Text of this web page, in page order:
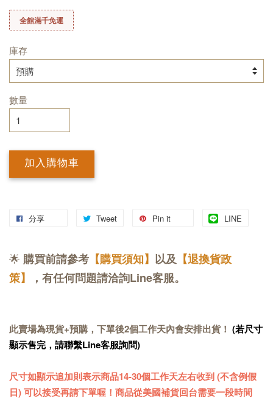
全館滿千免運
庫存
數量
加入購物車
分享 Tweet Pin it LINE
🌟 購買前請參考 【購買須知】 以及 【退換貨政
策】
，有任何問題請洽詢Line客服。
此賣場為現貨+預購，下單後2個工作天內會安排出貨！ (若尺寸
顯示售完，請聯繫Line客服詢問)
尺寸如顯示追加則表示商品14-30個工作天左右收到 (不含例假
日) 可以接受再請下單喔！商品從美國補貨回台需要一段時間